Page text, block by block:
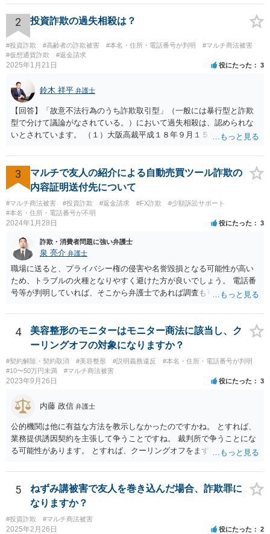
2 投資詐欺の過失相殺は？
#投資詐欺 #高齢者の詐欺被害 #本名・住所・電話番号が判明
#マルチ商法被害
#仮想通貨詐欺
#返金請求
2025年1月21日 役にたった 3
鈴木 祥平 弁護士
【回答】「故意不法行為のうち詐欺取引型」（一般には暴行型と詐欺
型で分けて議論がなされている。）において過失相殺は、認められな
いとされています。 （１）大阪高裁平成１８年９月１５日裁判例 裁判
相殺は、本来文字通り過失のある当事者同士の損害の公平な分担調整
のための法制度であり、元来故意の不法行為の場合にはなじまないも
のというべきである。なぜなら、故意の不法行為は、加害者が悪意を
もって一方的に被害者に対して仕掛けるものであり、根本的に被害者
に生じた痛みをともに分け合うための基盤を欠く上、取引的不法行為
における加害者の故意は、通常、被害者の落ち度或いは弱み、不意、
らにつけ込むものであるから、被害者が加害者の思惑どおりに落ち度
等を示したからといって、これをもって被害者の過失と評価し、被害
者の加害者に対する損害賠償から被害者の落ち度等相当分を減額する
ことにすれば必ず不法行為の成果をその分確保することができること
になるが、そのような事態を容認することは、結果として、不法行為
るにも似て、明らかに正義と法の精神に反するからである。したがっ
て、故意の不法行為の場合、特段の事情がない限り、被害者の落ち度
等を過失と評価して損害額の減額事由とすることは許されない。」と
判示した。 （２）東京高等裁判所平成３０年５月２３日裁判例 裁判所
は、「故意ある不法行為（詐欺行為）に対する過失相殺の適用」につ
いて「本件のような故意による不法行為であって犯罪成立可能性すら
あるものによる被害について、過失相殺をすることは、極力避けるべ
きである。・・・過失相殺は、当事者間の公平を図るため、損害賠償
の額を定めるに当たって、被害者の過失を考慮する制度であるとこ
ろ、第１審被告らの不法行為は、故意による違法な詐欺行為であっ
て、このような場合に、被害者である第１審原告らの損害額を減額す
ることは、加害者である第１審被告らに対し、故意に違法な手段で取
資詐欺（ポンジスキーム）等の事例においては、相手方が故意に騙し
た事案であれば、過失相殺の主張は封じられることになります。
3
マルチで友人の紹介による自動売買ツール詐欺の
内容証明送付先について
#マルチ商法被害 #投資詐欺 #返金請求 #FX詐欺
#少額訴訟サポート
#本名・住所・電話番号が不明
2024年1月28日 役にたった 3
詐欺・消費者問題に強い弁護士
泉 亮介 弁護士
職場に送ると、プライバシー権の侵害や名誉毀損となる可能性が高い
ため、トラブルの火種となりやすく避けた方が良いでしょう。 電話番
号等が判明していれば、そこから弁護士であれば調査も可能です。
4
美容整形のモニターはモニター商法に該当し、ク
ーリングオフの対象になりますか？
#契約解除・契約取消 #美容整形 #説明義務違反
#本名・住所・電話番号が判明
#10〜50万円未満
#マルチ商法被害
2023年9月26日 役にたった 3
内藤 政信 弁護士
公的機関は他に有益な方法を教示しなかったのですかね。 とすれば、
業務提供誘因契約を主張して争うことですね。 裁判所で争うことにな
る可能性があります。 とすれば、クーリングオフをまず実行すること
5
ねずみ講被害で友人を巻き込んだ場合、詐欺罪に
なりますか？
#投資詐欺 #マルチ商法被害
2025年2月26日 役にたった 2